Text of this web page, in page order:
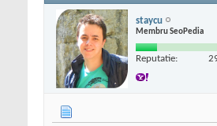
staycu
Membru SeoPedia
Reputatie: